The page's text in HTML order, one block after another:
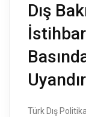
Dış
Türk Dış